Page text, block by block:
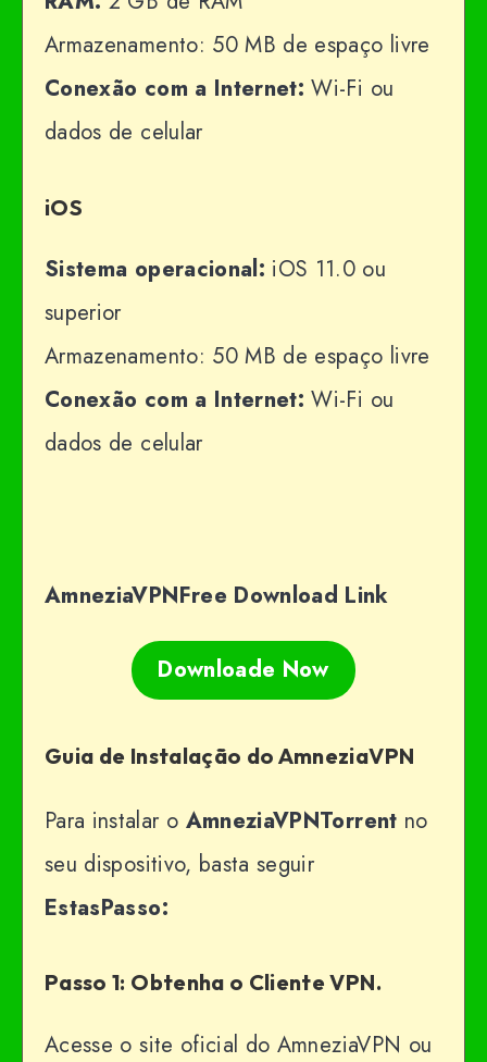
Armazenamento: 50 MB de espaço livre
Conexão com a Internet: Wi-Fi ou
dados de celular
iOS
Sistema operacional: iOS 11.0 ou
superior
Armazenamento: 50 MB de espaço livre
Conexão com a Internet: Wi-Fi ou
dados de celular
AmneziaVPNFree Download Link
Downloade Now
Guia de Instalação do AmneziaVPN
Para instalar o AmneziaVPNTorrent no
seu dispositivo, basta seguir
EstasPasso:
Passo 1: Obtenha o Cliente VPN.
Acesse o site oficial do AmneziaVPN ou